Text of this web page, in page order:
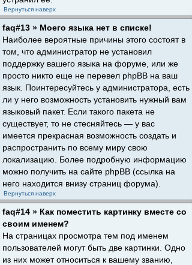
Вернуться наверх
faq#13 » Моего языка нет в списке!
Наиболее вероятные причины этого состоят в
том, что администратор не установил
поддержку вашего языка на форуме, или же
просто никто еще не перевел phpBB на ваш
язык. Поинтересуйтесь у администратора, есть
ли у него возможность установить нужный вам
языковый пакет. Если такого пакета не
существует, то не стесняйтесь — у вас
имеется прекрасная возможность создать и
распространить по всему миру свою
локализацию. Более подробную информацию
можно получить на сайте phpBB (ссылка на
него находится внизу страниц форума).
Вернуться наверх
faq#14 » Как поместить картинку вместе со
своим именем?
На страницах просмотра тем под именем
пользователей могут быть две картинки. Одно
из них может относиться к вашему званию,